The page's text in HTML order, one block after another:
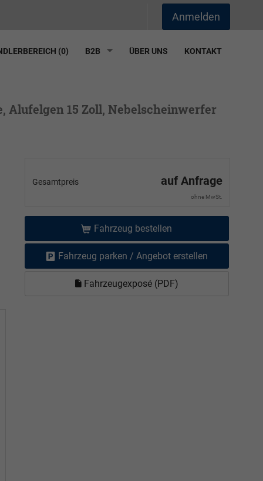
Anmelden
(0) B2B ÜBER UNS KONTAKT
Alufelgen 15 Zoll, Nebelscheinwerfer
Gesamtpreis auf Anfrage
ohne MwSt.
Fahrzeug bestellen
Fahrzeug parken / Angebot erstellen
Fahrzeugexposé (PDF)